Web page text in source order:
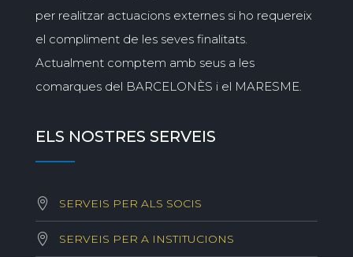
per realitzar actuacions externes si ho requereix
el compliment de les seves finalitats.
Actualment comptem amb seus a les
comarques del BARCELONÈS i el MARESME.
ELS NOSTRES SERVEIS
SERVEIS PER ALS SOCIS
SERVEIS PER A INSTITUCIONS